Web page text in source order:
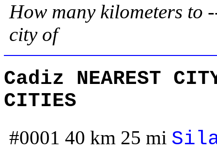
How many kilometers to
city of
Cadiz NEAREST
CITIES
#0001 40 km 25 mi